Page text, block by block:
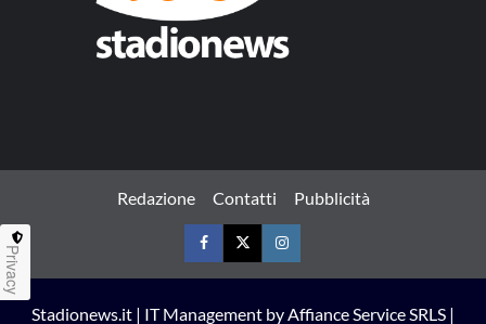
Redazione Contatti Pubblicità
FacebookTwitterInstagram
Stadionews.it | IT Management by Affiance Service SRLS |
Privacy